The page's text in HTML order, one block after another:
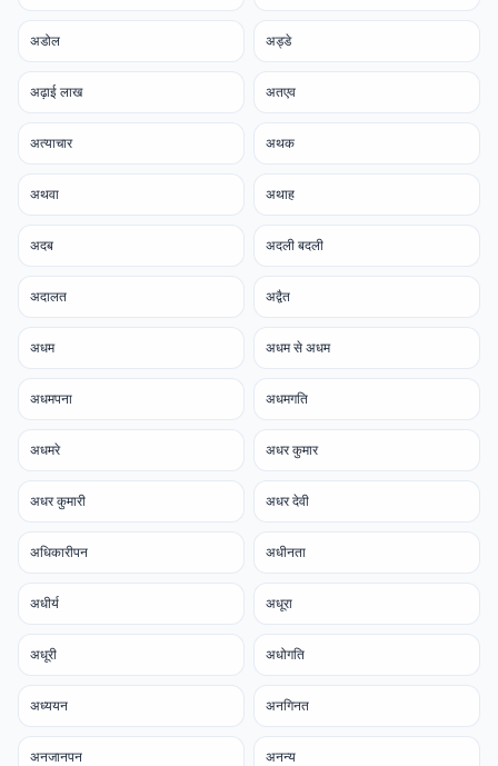
अडोल अड्डे
अढ़ाई लाख अतएव
अत्याचार अथक
अथवा अथाह
अदब अदली बदली
अदालत अद्वैत
अधम अधम से अधम
अधमपना अधमगति
अधमरे अधर कुमार
अधर कुमारी अधर देवी
अधिकारीपन अधीनता
अधीर्य अधूरा
अधूरी अधोगति
अध्ययन अनगिनत
अनजानपन अनन्य